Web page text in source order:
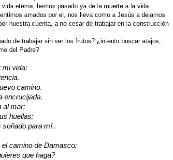
eterna, hemos pasado ya de la muerte a la vida.
amados por el, nos lleva como a Jesús a dejarnos
nuestra cuenta, a no cesar de trabajar en la construcción
trabajar sin ver los frutos? ¿intento buscar atajos,
del Padre?
mi vida;
camino.
encrucijada.
al mar;
huellas;
soñado para mí..
camino de Damasco:
que haga?